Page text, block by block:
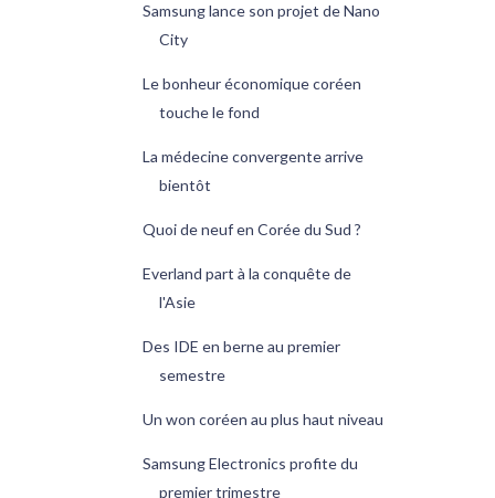
Samsung lance son projet de Nano
City
Le bonheur économique coréen
touche le fond
La médecine convergente arrive
bientôt
Quoi de neuf en Corée du Sud ?
Everland part à la conquête de
l'Asie
Des IDE en berne au premier
semestre
Un won coréen au plus haut niveau
Samsung Electronics profite du
premier trimestre